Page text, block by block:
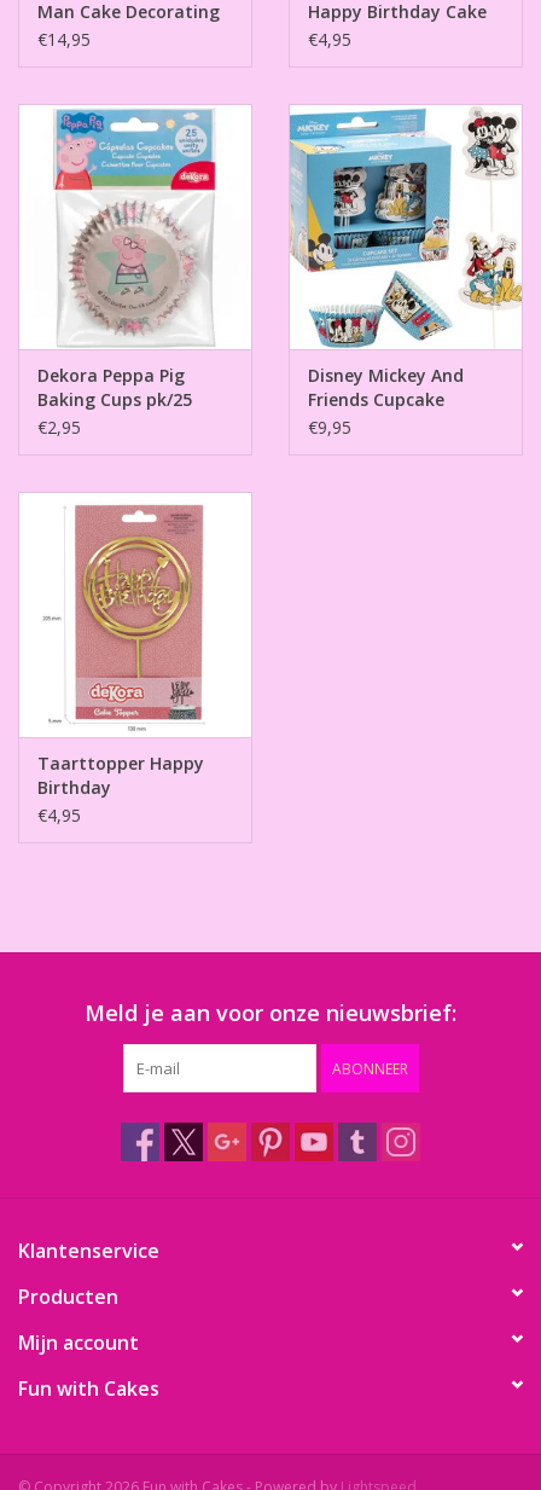
Man Cake Decorating
Kit
€14,95
Happy Birthday Cake
Topper 17 x 15 cm
€4,95
Dekora Peppa Pig
Baking Cups pk/25
€2,95
Disney Mickey And
Friends Cupcake
Decorating Kit
€9,95
Taarttopper Happy
Birthday
€4,95
Meld je aan voor onze nieuwsbrief:
ABONNEER
Klantenservice
Producten
Mijn account
Fun with Cakes